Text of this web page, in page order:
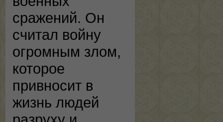
сражений. Он
считал войну
огромным злом,
которое
привносит в
жизнь людей